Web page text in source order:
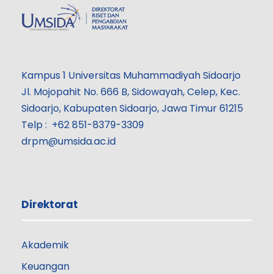
Kampus 1 Universitas Muhammadiyah Sidoarjo
Jl. Mojopahit No. 666 B, Sidowayah, Celep, Kec.
Sidoarjo, Kabupaten Sidoarjo, Jawa Timur 61215
Telp : +62 851-8379-3309
drpm@umsida.ac.id
Direktorat
Akademik
Keuangan